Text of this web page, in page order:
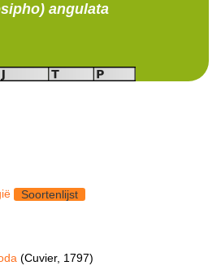
angulata
Soortenlijst
(Cuvier, 1797)